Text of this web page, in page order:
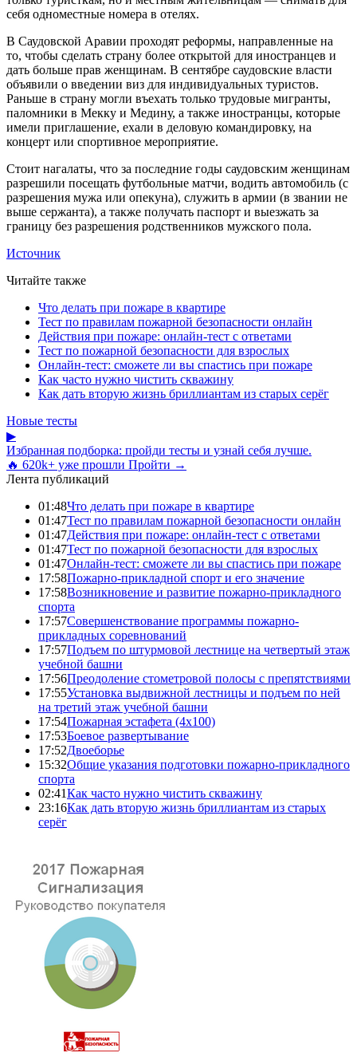
себя одноместные номера в отелях.
В Саудовской Аравии проходят реформы, направленные на
то, чтобы сделать страну более открытой для иностранцев и
дать больше прав женщинам. В сентябре саудовские власти
объявили о введении виз для индивидуальных туристов.
Раньше в страну могли въехать только трудовые мигранты,
паломники в Мекку и Медину, а также иностранцы, которые
имели приглашение, ехали в деловую командировку, на
концерт или спортивное мероприятие.
Стоит нагалаты, что за последние годы саудовским женщинам
разрешили посещать футбольные матчи, водить автомобиль (с
разрешения мужа или опекуна), служить в армии (в звании не
выше сержанта), а также получать паспорт и выезжать за
границу без разрешения родственников мужского пола.
Источник
Читайте также
Что делать при пожаре в квартире
Тест по правилам пожарной безопасности онлайн
Действия при пожаре: онлайн-тест с ответами
Тест по пожарной безопасности для взрослых
Онлайн-тест: сможете ли вы спастись при пожаре
Как часто нужно чистить скважину
Как дать вторую жизнь бриллиантам из старых серёг
Новые тесты
▶
Избранная подборка: пройди тесты и узнай себя лучше.
🔥 620k+ уже прошли Пройти →
Лента публикаций
01:48Что делать при пожаре в квартире
01:47Тест по правилам пожарной безопасности онлайн
01:47Действия при пожаре: онлайн-тест с ответами
01:47Тест по пожарной безопасности для взрослых
01:47Онлайн-тест: сможете ли вы спастись при пожаре
17:58Пожарно-прикладной спорт и его значение
17:58Возникновение и развитие пожарно-прикладного
спорта
17:57Совершенствование программы пожарно-
прикладных соревнований
17:57Подъем по штурмовой лестнице на четвертый этаж
учебной башни
17:56Преодоление стометровой полосы с препятствиями
17:55Установка выдвижной лестницы и подъем по ней
на третий этаж учебной башни
17:54Пожарная эстафета (4x100)
17:53Боевое развертывание
17:52Двоеборье
15:32Общие указания подготовки пожарно-прикладного
спорта
02:41Как часто нужно чистить скважину
23:16Как дать вторую жизнь бриллиантам из старых
серёг